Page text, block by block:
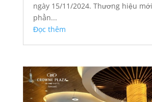
ngày 15/11/2024. Thương hiệu
phần...
Đọc thêm